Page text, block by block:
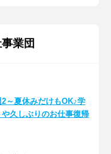
業団
2～夏休みだけもOK♪学
久しぶりのお仕事復帰